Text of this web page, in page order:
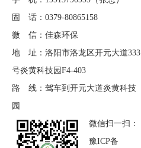
固 话：0379-80865158
微 信：佳森环保
地 址：洛阳市洛龙区开元大道333
号炎黄科技园F4-403
路 线：驾车到开元大道炎黄科技
园
微信扫一扫：
豫ICP备